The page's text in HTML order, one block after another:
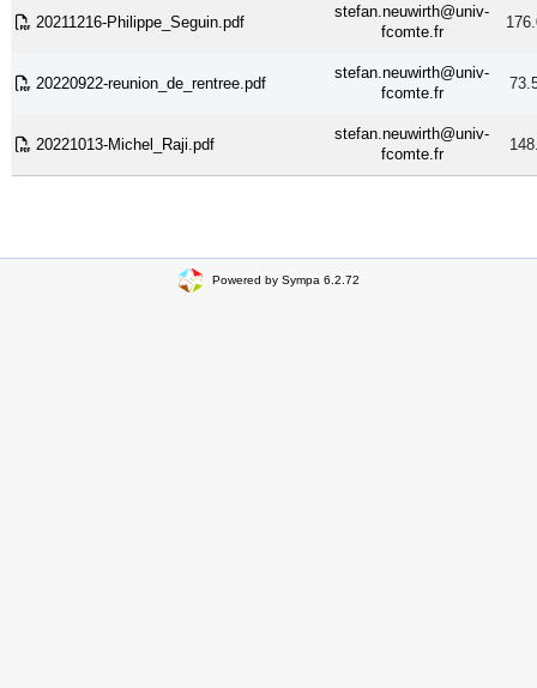
20211216-Philippe_Seguin.pdf
stefan.neuwirth@univ-
fcomte.fr
20220922-reunion_de_rentree.pdf
stefan.neuwirth@univ-
fcomte.fr
20221013-Michel_Raji.pdf
stefan.neuwirth@univ-
fcomte.fr
Powered by Sympa 6.2.72